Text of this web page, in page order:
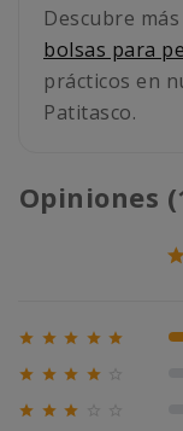
Descubre
bolsas para
prácticos en
Patitasco.
Opiniones
    
   
  